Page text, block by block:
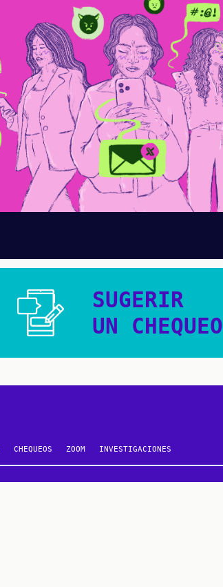
SUGERIR
UN CHEQUEO
CHEQUEOS ZOOM INVESTIGACIONES